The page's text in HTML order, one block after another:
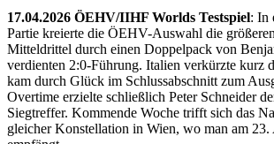
17.04.2026 ÖEHV/IIHF Worlds Testspiel: In
Partie kreierte die ÖEHV-Auswahl die
Mitteldrittel durch einen Doppelpack von
verdienten 2:0-Führung. Italien verkürzte kurz
kam durch Glück im Schlussabschnitt zum
Overtime erzielte schließlich Peter Schneider
Siegtreffer. Kommende Woche trifft sich das
gleicher Konstellation in Wien, wo man am 23.